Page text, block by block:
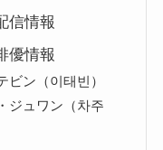
信情報
優情報
ン（이태빈）
ジュワン（차주